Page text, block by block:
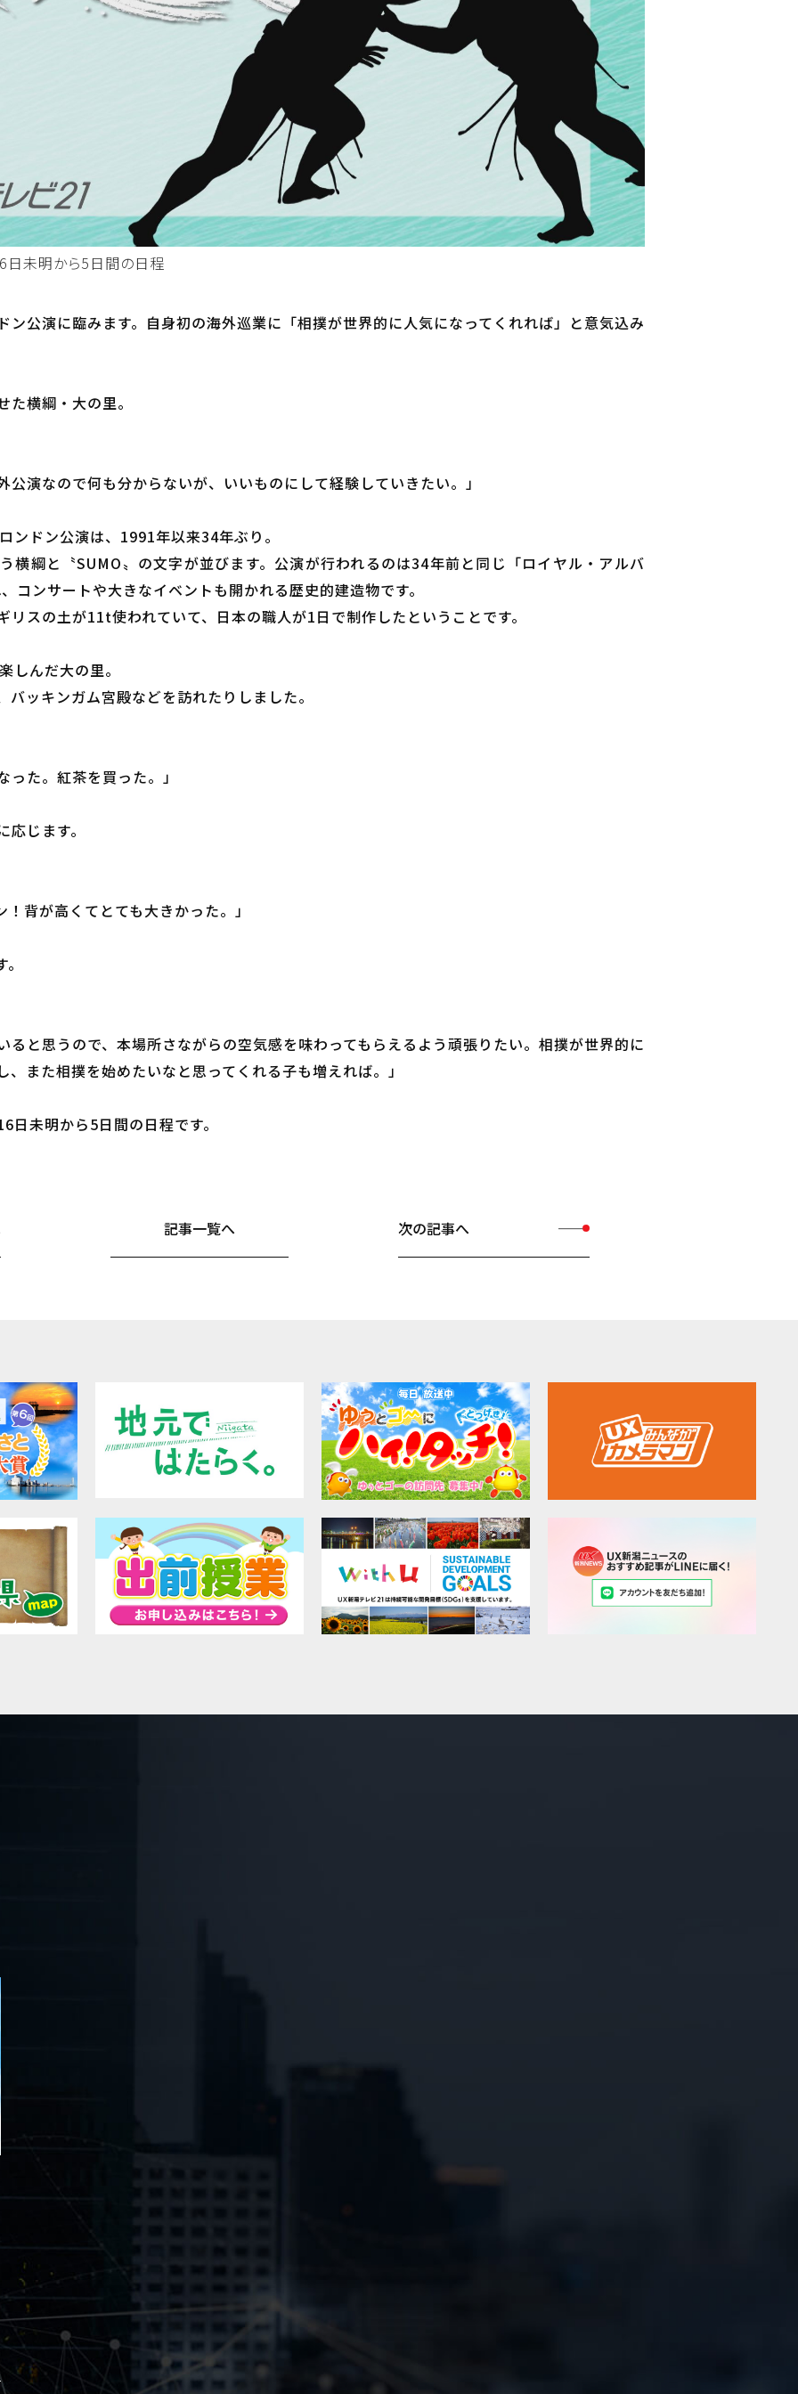
日未明から5日間の日程
ン公演に臨みます。自身初の海外巡業に「相撲が世界的に人気になってくれれば」と意気込み
横綱・大の里。
演なので何も分からないが、いいものにして経験していきたい。」
ンドン公演は、1991年以来34年ぶり。
横綱と〝SUMO〟の文字が並びます。公演が行われるのは34年前と同じ「ロイヤル・アルバ
コンサートや大きなイベントも開かれる歴史的建造物です。
スの土が11t使われていて、日本の職人が1日で制作したということです。
しんだ大の里。
ッキンガム宮殿などを訪れたりしました。
た。紅茶を買った。」
じます。
背が高くてとても大きかった。」
ると思うので、本場所さながらの空気感を味わってもらえるよう頑張りたい。相撲が世界的に
また相撲を始めたいなと思ってくれる子も増えれば。」
未明から5日間の日程です。
記事一覧へ 次の記事へ